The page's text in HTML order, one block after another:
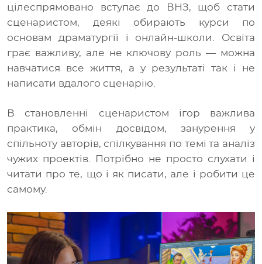
цілеспрямовано вступає до ВНЗ, щоб стати
сценаристом, деякі обирають курси по
основам драматургії і онлайн-школи. Освіта
грає важливу, але не ключову роль— можна
навчатися все життя, а у результаті так і не
написати вдалого сценарію.
В становленні сценаристом ігор важлива
практика, обмін досвідом, занурення у
спільноту авторів, спілкування по темі та аналіз
чужих проектів. Потрібно не просто слухати і
читати про те, що і як писати, але і робити це
самому.